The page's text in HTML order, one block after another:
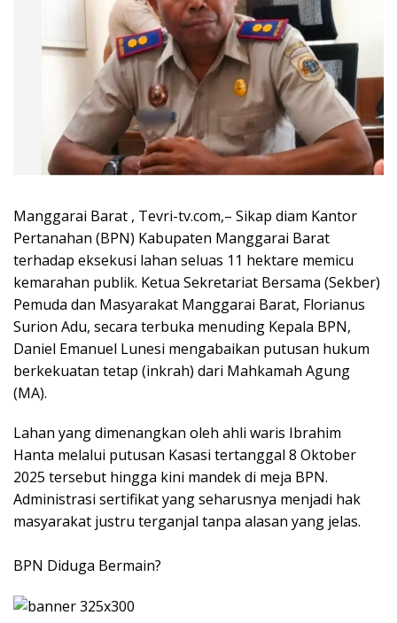
Manggarai Barat , Tevri-tv.com,– Sikap diam Kantor
Pertanahan (BPN) Kabupaten Manggarai Barat
terhadap eksekusi lahan seluas 11 hektare memicu
kemarahan publik. Ketua Sekretariat Bersama (Sekber)
Pemuda dan Masyarakat Manggarai Barat, Florianus
Surion Adu, secara terbuka menuding Kepala BPN,
Daniel Emanuel Lunesi mengabaikan putusan hukum
berkekuatan tetap (inkrah) dari Mahkamah Agung
(MA).
​Lahan yang dimenangkan oleh ahli waris Ibrahim
Hanta melalui putusan Kasasi tertanggal 8 Oktober
2025 tersebut hingga kini mandek di meja BPN.
Administrasi sertifikat yang seharusnya menjadi hak
masyarakat justru terganjal tanpa alasan yang jelas.
BPN Diduga Bermain?